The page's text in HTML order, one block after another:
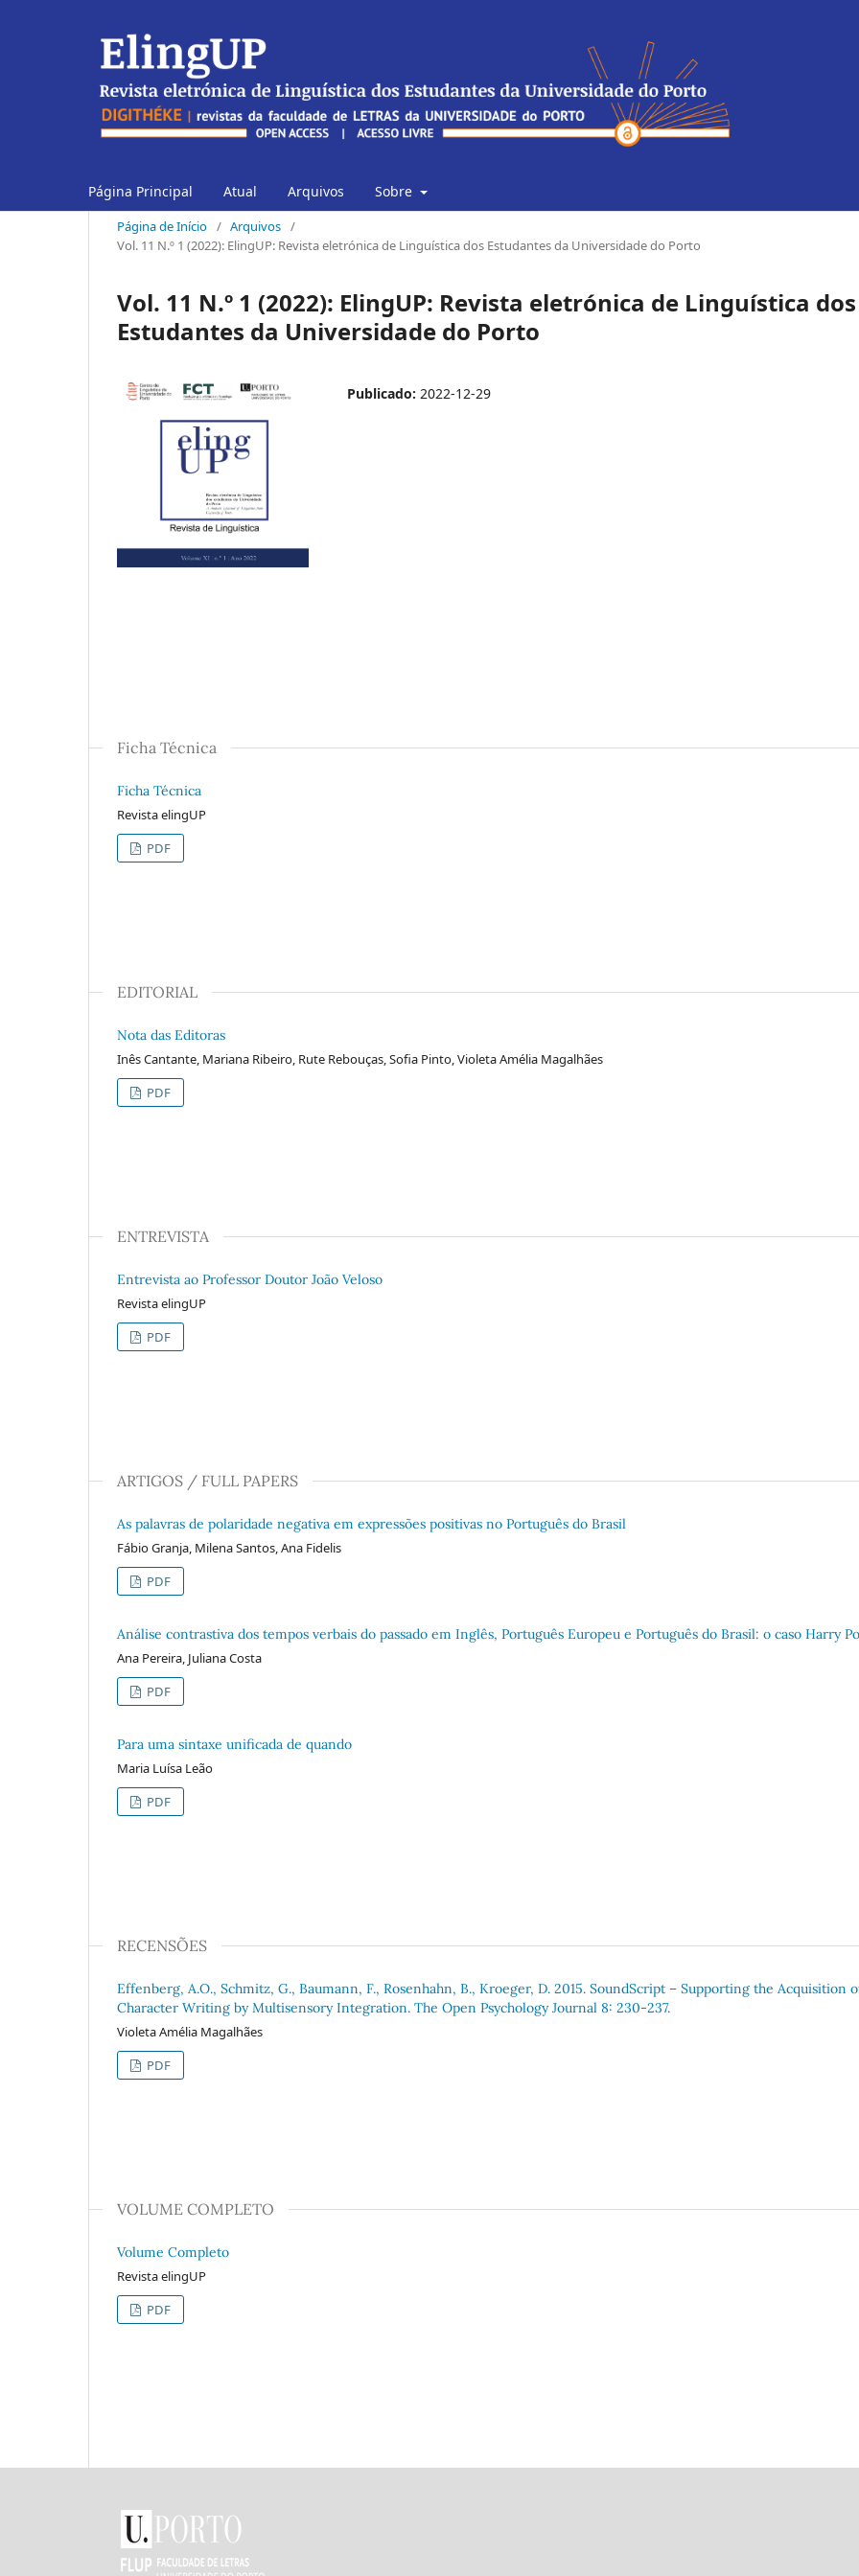
Página Principal Atual Arquivos Sobre
Página de Início / Arquivos /
Vol. 11 N.º 1 (2022): ElingUP: Revista eletrónica de Linguística dos Estudantes da Universidade do Porto
Vol. 11 N.º 1 (2022): ElingUP: Revista eletrónica de Linguística dos
Estudantes da Universidade do Porto
Publicado: 2022-12-29
Ficha Técnica
Ficha Técnica
Revista elingUP
PDF
EDITORIAL
Nota das Editoras
Inês Cantante, Mariana Ribeiro, Rute Rebouças, Sofia Pinto, Violeta Amélia Magalhães
PDF
ENTREVISTA
Entrevista ao Professor Doutor João Veloso
Revista elingUP
PDF
ARTIGOS / FULL PAPERS
As palavras de polaridade negativa em expressões positivas no Português do Brasil
Fábio Granja, Milena Santos, Ana Fidelis
PDF
Análise contrastiva dos tempos verbais do passado em Inglês, Português Europeu e Português do Brasil: o caso Harry
Ana Pereira, Juliana Costa
PDF
Para uma sintaxe unificada de quando
Maria Luísa Leão
PDF
RECENSÕES
Effenberg, A.O., Schmitz, G., Baumann, F., Rosenhahn, B., Kroeger, D. 2015. SoundScript – Supporting the Acquisition
Character Writing by Multisensory Integration. The Open Psychology Journal 8: 230-237.
Violeta Amélia Magalhães
PDF
VOLUME COMPLETO
Volume Completo
Revista elingUP
PDF